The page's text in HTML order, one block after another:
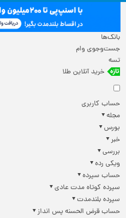
بانک‌ها
جست‌وجوی وام
تسه
خرید آنلاین طلا
حساب کاربری
مجله
بورس
خبر
بررسی
ویکی رده
حساب سپرده
سپرده کوتاه مدت عادی
سپرده بلندمدت
حساب قرض الحسنه پس انداز